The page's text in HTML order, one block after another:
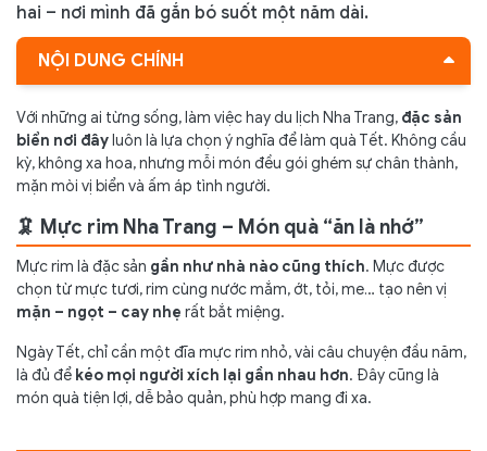
hai – nơi mình đã gắn bó suốt một năm dài.
NỘI DUNG CHÍNH
🦑 Mực rim Nha Trang – Món quà “ăn là nhớ”
🐟 Chả cá Nha Trang – Vị biển trong mâm cơm ngày
xuân
🍬 Bánh xoài – Món quà ngọt ngào cho ngày sum họp
🎁 Đặc sản – không chỉ là quà, mà là kỷ niệm
Với những ai từng sống, làm việc hay du lịch Nha Trang, đặc sản
biển nơi đây luôn là lựa chọn ý nghĩa để làm quà Tết. Không cầu
kỳ, không xa hoa, nhưng mỗi món đều gói ghém sự chân thành,
mặn mòi vị biển và ấm áp tình người.
🦑 Mực rim Nha Trang – Món quà “ăn là nhớ”
Mực rim là đặc sản gần như nhà nào cũng thích. Mực được
chọn từ mực tươi, rim cùng nước mắm, ớt, tỏi, me… tạo nên vị
mặn – ngọt – cay nhẹ rất bắt miệng.
Ngày Tết, chỉ cần một đĩa mực rim nhỏ, vài câu chuyện đầu năm,
là đủ để kéo mọi người xích lại gần nhau hơn. Đây cũng là
món quà tiện lợi, dễ bảo quản, phù hợp mang đi xa.